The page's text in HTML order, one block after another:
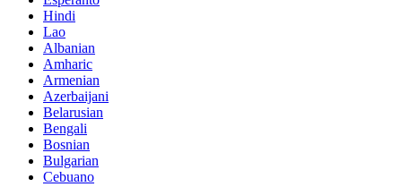
Hindi
Lao
Albanian
Amharic
Armenian
Azerbaijani
Belarusian
Bengali
Bosnian
Bulgarian
Cebuano